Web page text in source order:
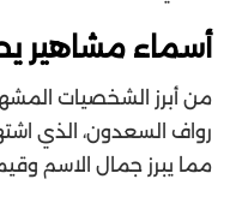
أسماء مشاهير
من أبرز الشخصيات
رواف السعدون، الذي
مما يبرز جمال الاسم